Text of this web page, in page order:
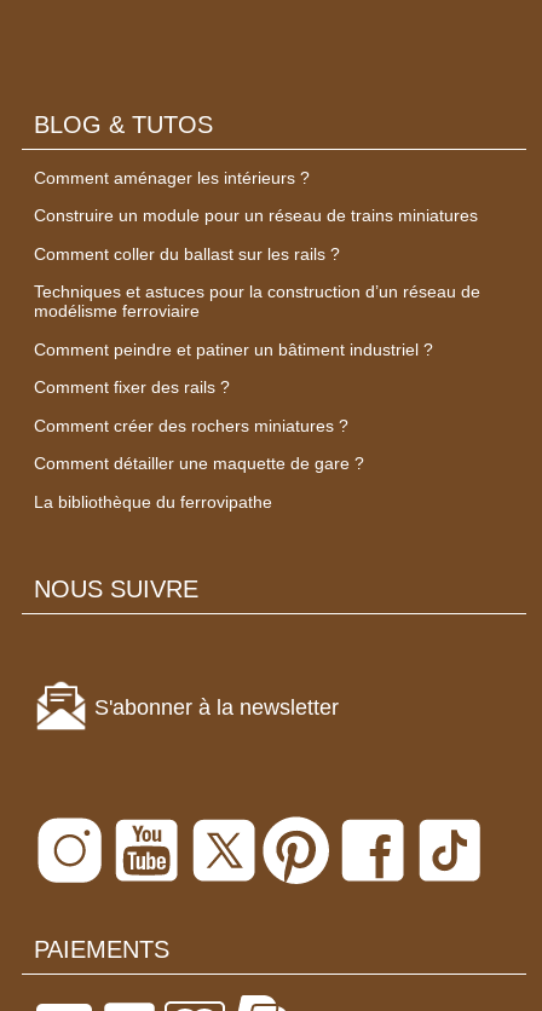
BLOG & TUTOS
Comment aménager les intérieurs ?
Construire un module pour un réseau de trains miniatures
Comment coller du ballast sur les rails ?
Techniques et astuces pour la construction d’un réseau de
modélisme ferroviaire
Comment peindre et patiner un bâtiment industriel ?
Comment fixer des rails ?
Comment créer des rochers miniatures ?
Comment détailler une maquette de gare ?
La bibliothèque du ferrovipathe
NOUS SUIVRE
S'abonner à la newsletter
PAIEMENTS